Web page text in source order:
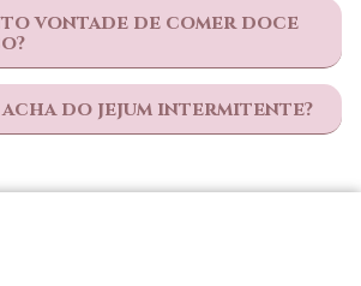
vontade de comer doce
acha do jejum intermitente?